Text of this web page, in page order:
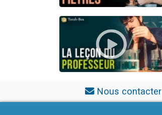
Nous contacter